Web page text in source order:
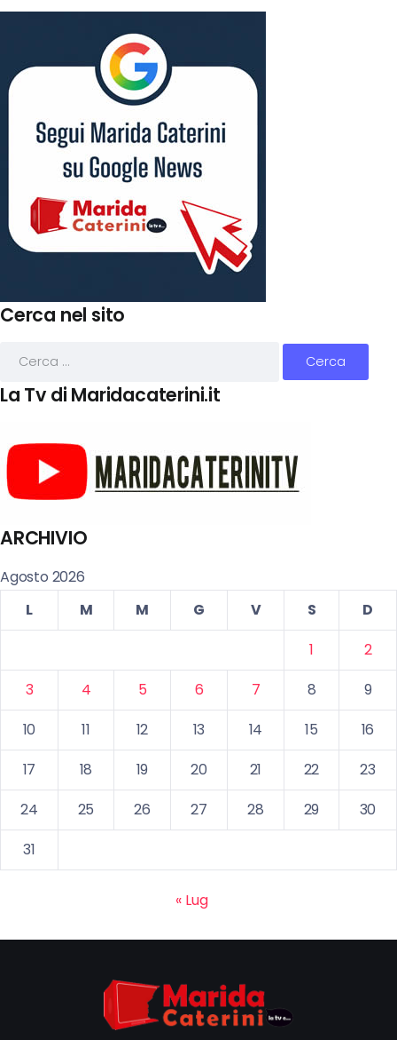
Cerca nel sito
La Tv di Maridacaterini.it
ARCHIVIO
Agosto 2026
L
M M G V S
D
1
2
3
4 5 6 7 8
9
10
11 12 13 14 15
16
17
18 19 20 21 22
23
24
25 26 27 28 29
30
31
« Lug